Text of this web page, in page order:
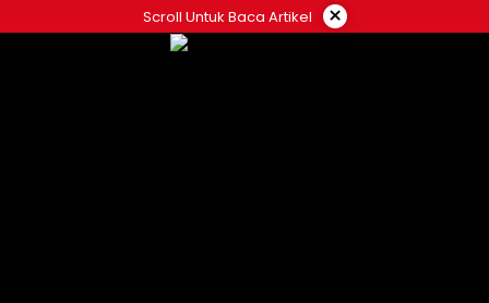
to
Scroll Untuk Baca Artikel ×